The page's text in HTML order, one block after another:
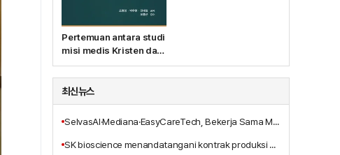
Pertemuan antara studi
misi medis Kristen dan
kedokteran integratif,
Terbitnya Buku Baru
'Pelayanan
Penyembuhan
Tritunggal Yesus
최신뉴스
SelvasAI·Mediana·EasyCareTech, Bekerja Sama Mengembangkan Solusi Bangsal Pintar Berbasis AI
SK bioscience menandatangani kontrak produksi alih daya vaksin Ebola MSD dengan anak perusahaannya, IDT Biologika